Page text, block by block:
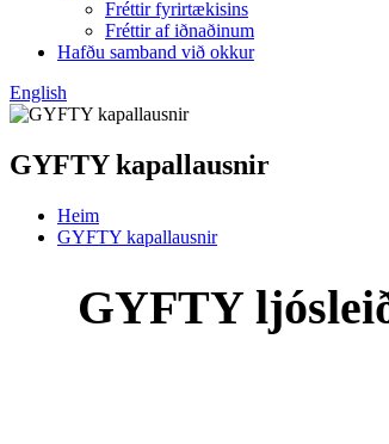
Fréttir fyrirtækisins
Fréttir af iðnaðinum
Hafðu samband við okkur
English
GYFTY kapallausnir
Heim
GYFTY kapallausnir
GYFTY